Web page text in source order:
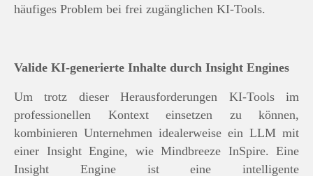
häufiges Problem bei frei zugänglichen KI-Tools.
Valide KI-generierte Inhalte durch Insight Engines
Um trotz dieser Herausforderungen KI-Tools im
professionellen Kontext einsetzen zu können,
kombinieren Unternehmen idealerweise ein LLM mit
einer Insight Engine, wie Mindbreeze InSpire. Eine
Insight Engine ist eine intelligente